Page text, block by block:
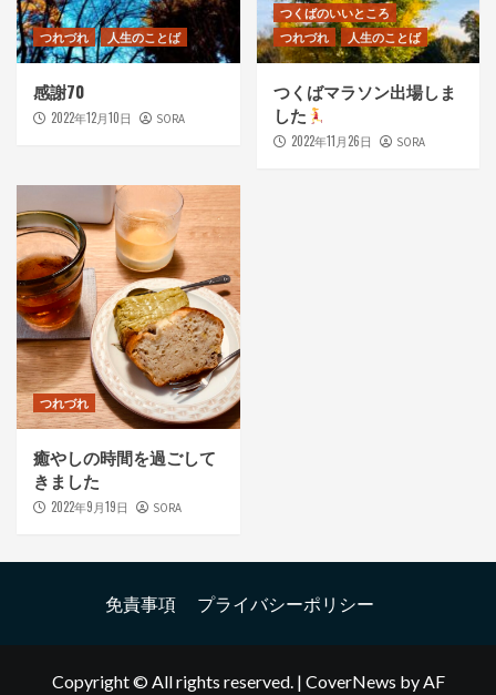
つれづれ 人生のことば
感謝70
2022年12月10日 SORA
つくばのいいところ
つれづれ
人生のことば
つくばマラソン出場しま
した
2022年11月26日 SORA
つれづれ
癒やしの時間を過ごして
きました
2022年9月19日 SORA
免責事項 プライバシーポリシー
Copyright © All rights reserved. | CoverNews by AF